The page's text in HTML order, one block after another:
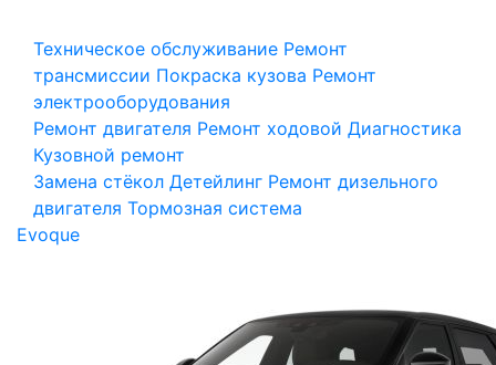
Техническое обслуживание Ремонт
трансмиссии Покраска кузова Ремонт
электрооборудования
Ремонт двигателя Ремонт ходовой Диагностика
Кузовной ремонт
Замена стёкол Детейлинг Ремонт дизельного
двигателя Тормозная система
Evoque